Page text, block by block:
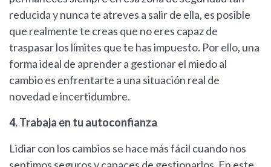
reducida y nunca te atreves a salir de ella, es posible
que realmente te creas que no eres capaz de
traspasar los límites que te has impuesto. Por ello, una
forma ideal de aprender a gestionar el miedo al
cambio es enfrentarte a una situación real de
novedad e incertidumbre.
4. Trabaja en tu autoconfianza
Lidiar con los cambios se hace más fácil cuando nos